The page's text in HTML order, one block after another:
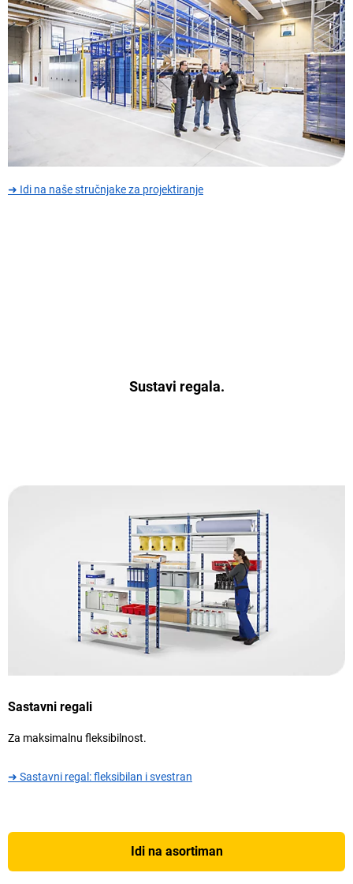
➜ Idi na naše stručnjake za projektiranje
Sustavi regala.
Sastavni regali
Za maksimalnu fleksibilnost.
➜ Sastavni regal: fleksibilan i svestran
Idi na asortiman